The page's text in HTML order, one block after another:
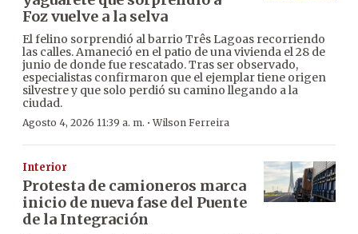
Foz vuelve a la selva
El felino sorprendió al barrio Três Lagoas recorriendo
las calles. Amaneció en el patio de una vivienda el 28 de
junio de donde fue rescatado. Tras ser observado,
especialistas confirmaron que el ejemplar tiene origen
silvestre y que solo perdió su camino llegando a la
ciudad.
Agosto 4, 2026 11:39 a. m. ·Wilson Ferreira
Interior
Protesta de camioneros marca
inicio de nueva fase del Puente
de la Integración